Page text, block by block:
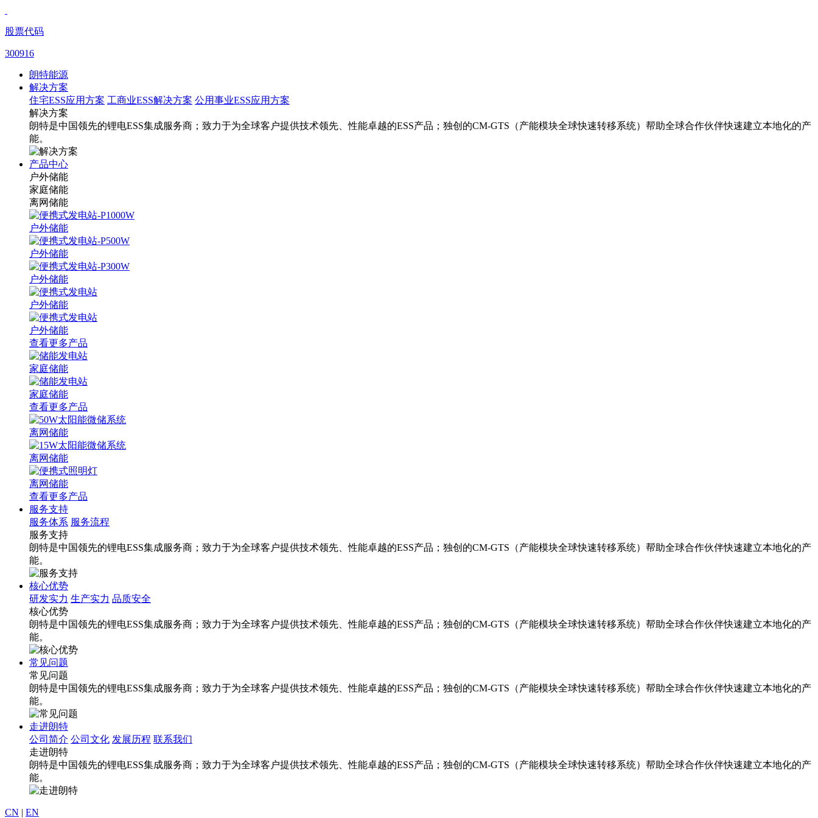
股票代码
300916
朗特能源
解决方案
住宅ESS应用方案 工商业ESS解决方案 公用事业ESS应用方案
解决方案
朗特是中国领先的锂电ESS集成服务商；致力于为全球客户提供技术领先、性能卓越的ESS产品；独创的CM-GTS（产能模块全球快速转移系统）帮助全球合作伙伴快速建立本地化的产
能。
产品中心
户外储能
家庭储能
离网储能
户外储能
户外储能
户外储能
户外储能
户外储能
查看更多产品
家庭储能
家庭储能
查看更多产品
离网储能
离网储能
离网储能
查看更多产品
服务支持
服务体系 服务流程
服务支持
朗特是中国领先的锂电ESS集成服务商；致力于为全球客户提供技术领先、性能卓越的ESS产品；独创的CM-GTS（产能模块全球快速转移系统）帮助全球合作伙伴快速建立本地化的产
能。
核心优势
研发实力 生产实力 品质安全
核心优势
朗特是中国领先的锂电ESS集成服务商；致力于为全球客户提供技术领先、性能卓越的ESS产品；独创的CM-GTS（产能模块全球快速转移系统）帮助全球合作伙伴快速建立本地化的产
能。
常见问题
常见问题
朗特是中国领先的锂电ESS集成服务商；致力于为全球客户提供技术领先、性能卓越的ESS产品；独创的CM-GTS（产能模块全球快速转移系统）帮助全球合作伙伴快速建立本地化的产
能。
走进朗特
公司简介 公司文化 发展历程 联系我们
走进朗特
朗特是中国领先的锂电ESS集成服务商；致力于为全球客户提供技术领先、性能卓越的ESS产品；独创的CM-GTS（产能模块全球快速转移系统）帮助全球合作伙伴快速建立本地化的产
能。
CN | EN